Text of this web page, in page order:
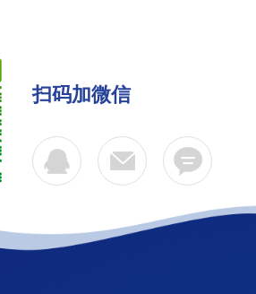
扫码加微信